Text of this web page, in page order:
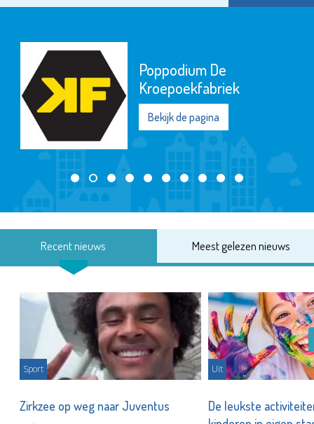
Poppodium De
Kroepoekfabriek
Bekijk de pagina
Recent nieuws Meest gelezen nieuws
Sport
Zirkzee op weg naar Juventus
Uit
De leukste